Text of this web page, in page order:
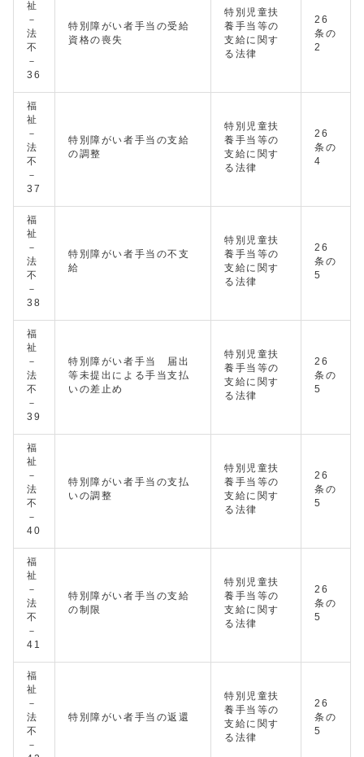
祉
－
法
不
－
36
特別障がい者手当の受給
資格の喪失
特別児童扶
養手当等の
支給に関す
る法律
26
条の
2
福
祉
－
法
不
－
37
特別障がい者手当の支給
の調整
特別児童扶
養手当等の
支給に関す
る法律
26
条の
4
福
祉
－
法
不
－
38
特別障がい者手当の不支
給
特別児童扶
養手当等の
支給に関す
る法律
26
条の
5
福
祉
－
法
不
－
39
特別障がい者手当 届出
等未提出による手当支払
いの差止め
特別児童扶
養手当等の
支給に関す
る法律
26
条の
5
福
祉
－
法
不
－
40
特別障がい者手当の支払
いの調整
特別児童扶
養手当等の
支給に関す
る法律
26
条の
5
福
祉
－
法
不
－
41
特別障がい者手当の支給
の制限
特別児童扶
養手当等の
支給に関す
る法律
26
条の
5
福
祉
－
法
不
－
特別障がい者手当の返還
特別児童扶
養手当等の
支給に関す
る法律
26
条の
5